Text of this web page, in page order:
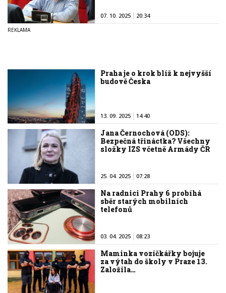
07. 10. 2025 20:34
Praha je o krok blíž k nejvyšší
budově Česka
13. 09. 2025 14:40
Jana Černochová (ODS):
Bezpečná třináctka? Všechny
složky IZS včetně Armády ČR
25. 04. 2025 07:28
Na radnici Prahy 6 probíhá
sběr starých mobilních
telefonů
03. 04. 2025 08:23
Maminka vozíčkářky bojuje
za výtah do školy v Praze 13.
Založila…